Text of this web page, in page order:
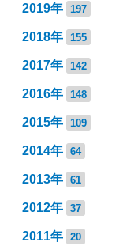
2019年 197
2018年 155
2017年 142
2016年 148
2015年 109
2014年 64
2013年 61
2012年 37
2011年 20